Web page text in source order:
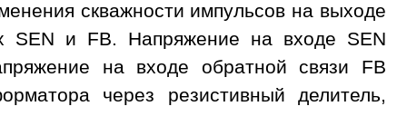
скважности импульсов на выходе
SEN и FB. Напряжение на входе SEN
на входе обратной связи FB
через резистивный делитель,